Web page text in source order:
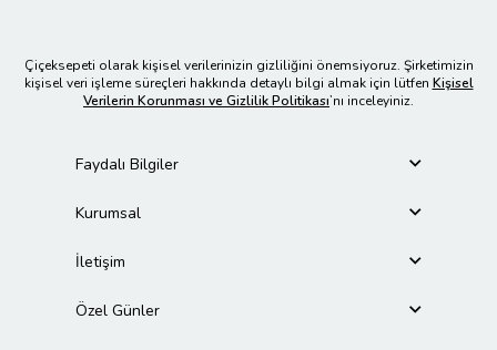
Çiçeksepeti olarak kişisel verilerinizin gizliliğini önemsiyoruz. Şirketimizin
kişisel veri işleme süreçleri hakkında detaylı bilgi almak için lütfen Kişisel
Verilerin Korunması ve Gizlilik Politikası’nı inceleyiniz.
Faydalı Bilgiler
Kurumsal
İletişim
Özel Günler